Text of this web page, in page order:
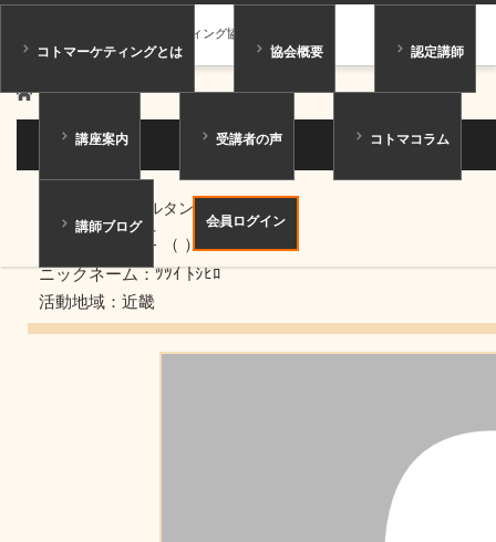
一般社団法人コトマーケティング協会
コトマーケティングとは 協会概要 認定講師
講座案内 受講者の声 コトマコラム
講師ブログ 会員ログイン
ホーム 講師紹介
講師紹介
ジュニアコンサルタント
筒井 俊博
（ ）
ニックネーム：ﾂﾂｲ ﾄｼﾋﾛ
活動地域：近畿